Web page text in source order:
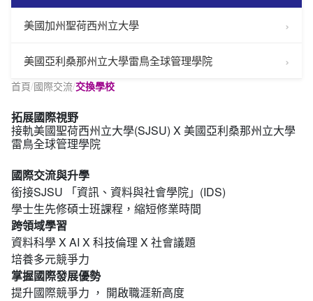
美國加州聖荷西州立大學
美國亞利桑那州立大學雷鳥全球管理學院
首頁/國際交流/交換學校
拓展國際視野
接軌美國聖荷西州立大學(SJSU) X 美國亞利桑那州立大學
雷鳥全球管理學院
國際交流與升學
銜接SJSU 「資訊、資料與社會學院」(IDS)
學士生先修碩士班課程，縮短修業時間
跨領域學習
資料科學 X AI X 科技倫理 X 社會議題
培養多元競爭力
掌握國際發展優勢
提升國際競爭力 ， 開啟職涯新高度